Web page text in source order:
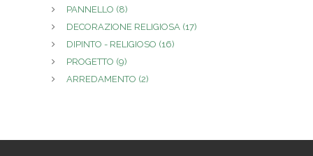
PANNELLO (8)
DECORAZIONE RELIGIOSA (17)
DIPINTO - RELIGIOSO (16)
PROGETTO (9)
ARREDAMENTO (2)